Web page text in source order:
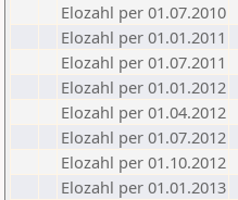
Elozahl per 01.07.2010
Elozahl per 01.01.2011
Elozahl per 01.07.2011
Elozahl per 01.01.2012
Elozahl per 01.04.2012
Elozahl per 01.07.2012
Elozahl per 01.10.2012
Elozahl per 01.01.2013